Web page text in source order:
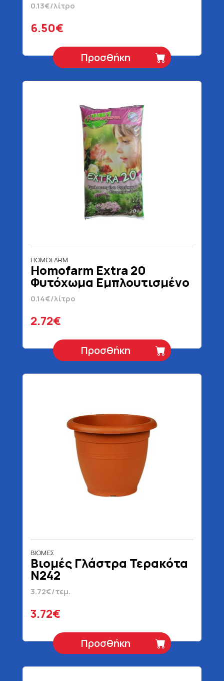
0.13€/λίτρο
6.50€
Προσθήκη
HOMOFARM
Homofarm Extra 20
Φυτόχωμα Εμπλουτισμένο
Με Οργανικό Λίπασμα 20 lt
0.14€/λίτρο
2.72€
Προσθήκη
ΒΙΟΜΕΣ
Βιομές Γλάστρα Τερακότα
N242
3.72€/τεμ.
3.72€
Προσθήκη